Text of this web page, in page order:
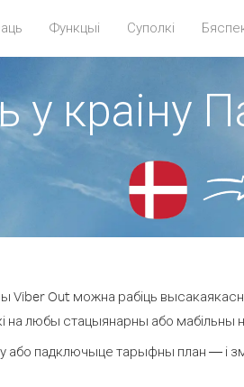
Функцыі Суполкі
у краіну
Viber Out можна рабіць
на любы стацыянарны або мабільны
або падключыце тарыфны план — і